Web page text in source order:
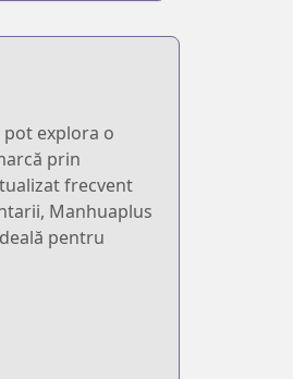
explora o
prin
frecvent
Manhuaplus
pentru